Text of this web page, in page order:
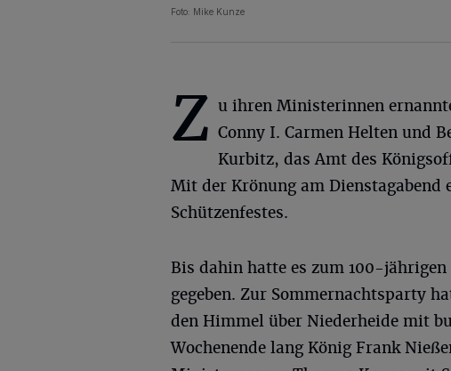
Foto: Mike Kunze
Z u ihren Ministerinnen
Conny I. Carmen Helten und
Kurbitz, das Amt des
Mit der Krönung am Dienstagabend
Schützenfestes.
Bis dahin hatte es zum 100-
gegeben. Zur Sommernachtsparty
den Himmel über Niederheide mit
Wochenende lang König Frank